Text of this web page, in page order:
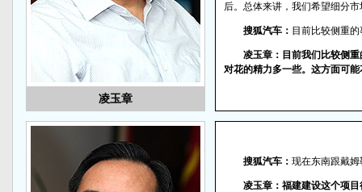
凌玉章
后。总体来讲，我们希望细分
搜狐汽车： 目前比较侧重
凌玉章：目前我们比较侧
对花的精力多一些。这方面可
搜狐汽车： 现在东南跟戴
凌玉章： 福建建设这个项